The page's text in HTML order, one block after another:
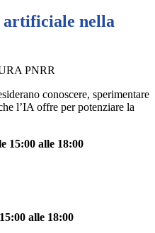
artificiale nella
conoscere, sperimentare
l’IA offre per potenziare la
15:00 alle 18:00
alle 18:00